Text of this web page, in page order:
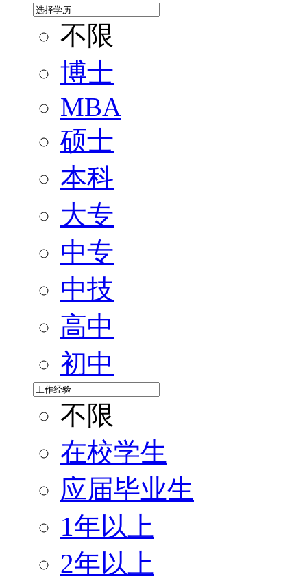
不限
博士
MBA
硕士
本科
大专
中专
中技
高中
初中
不限
在校学生
应届毕业生
1年以上
2年以上